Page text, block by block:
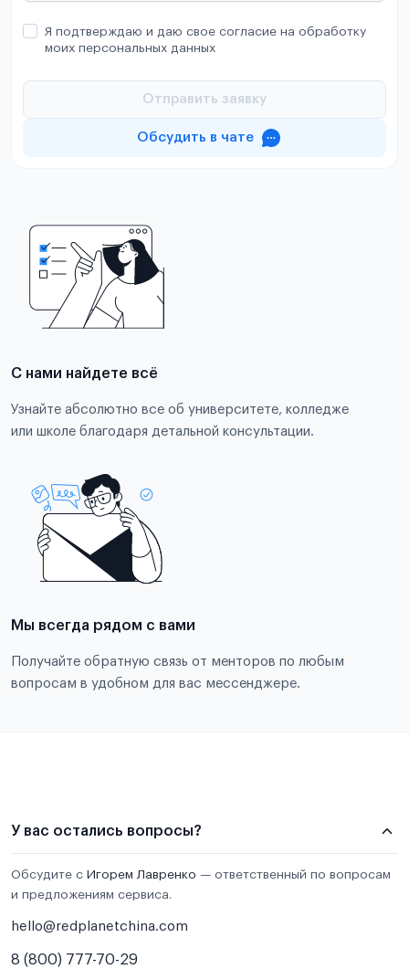
Я подтверждаю и даю свое согласие на обработку
моих персональных данных
Отправить заявку
Обсудить в чате
С нами найдете всё
Узнайте абсолютно все об университете, колледже
или школе благодаря детальной консультации.
Мы всегда рядом с вами
Получайте обратную связь от менторов по любым
вопросам в удобном для вас мессенджере.
У вас остались вопросы?
Обсудите с Игорем Лавренко — ответственный по вопросам
и предложениям сервиса.
hello@redplanetchina.com
8 (800) 777-70-29